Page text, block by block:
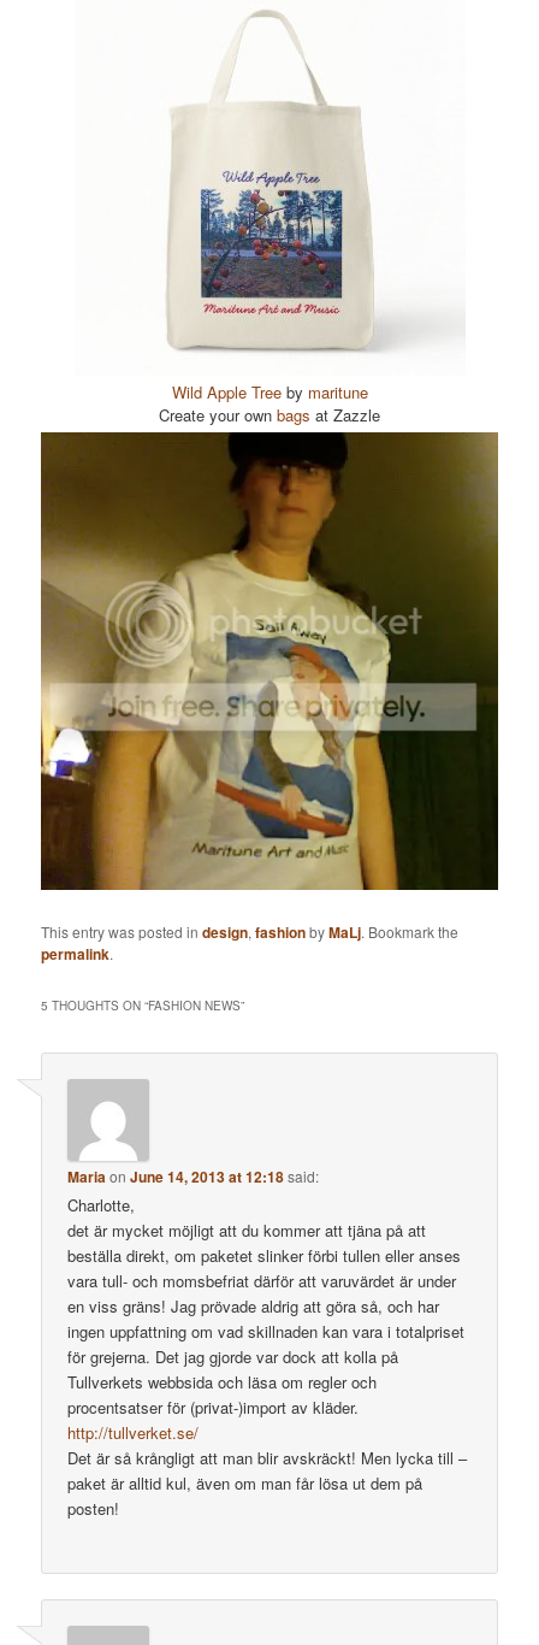
Wild Apple Treeby maritune
Create your own bags at Zazzle
This entry was posted indesign,fashionbyMaLj. Bookmark the
permalink.
5 THOUGHTS ON “FASHION NEWS”
MariaonJune 14, 2013 at 12:18said:
Charlotte,
det är mycket möjligt att du kommer att tjäna på att
beställa direkt, om paketet slinker förbi tullen eller anses
vara tull- och momsbefriat därför att varuvärdet är under
en viss gräns! Jag prövade aldrig att göra så, och har
ingen uppfattning om vad skillnaden kan vara i totalpriset
för grejerna. Det jag gjorde var dock att kolla på
Tullverkets webbsida och läsa om regler och
procentsatser för (privat-)import av kläder.
http://tullverket.se/
Det är så krångligt att man blir avskräckt! Men lycka till –
paket är alltid kul, även om man får lösa ut dem på
posten!